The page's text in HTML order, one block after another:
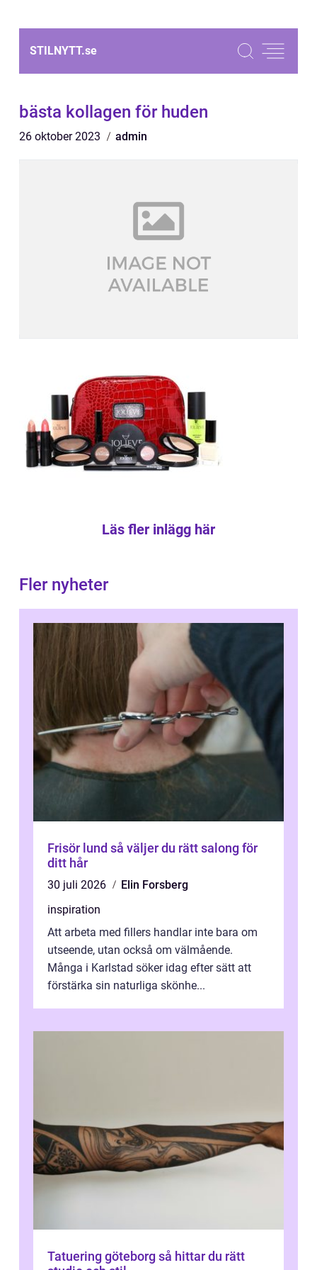
STILNYTT.se
bästa kollagen för huden
26 oktober 2023 admin
Läs fler inlägg här
Fler nyheter
Frisör lund så väljer du rätt salong för
ditt hår
30 juli 2026
Elin Forsberg
inspiration
Att arbeta med fillers handlar inte bara om
utseende, utan också om välmående.
Många i Karlstad söker idag efter sätt att
förstärka sin naturliga skönhe...
Tatuering göteborg så hittar du rätt